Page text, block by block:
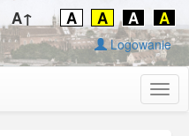
A↑ A A A A
Logowanie